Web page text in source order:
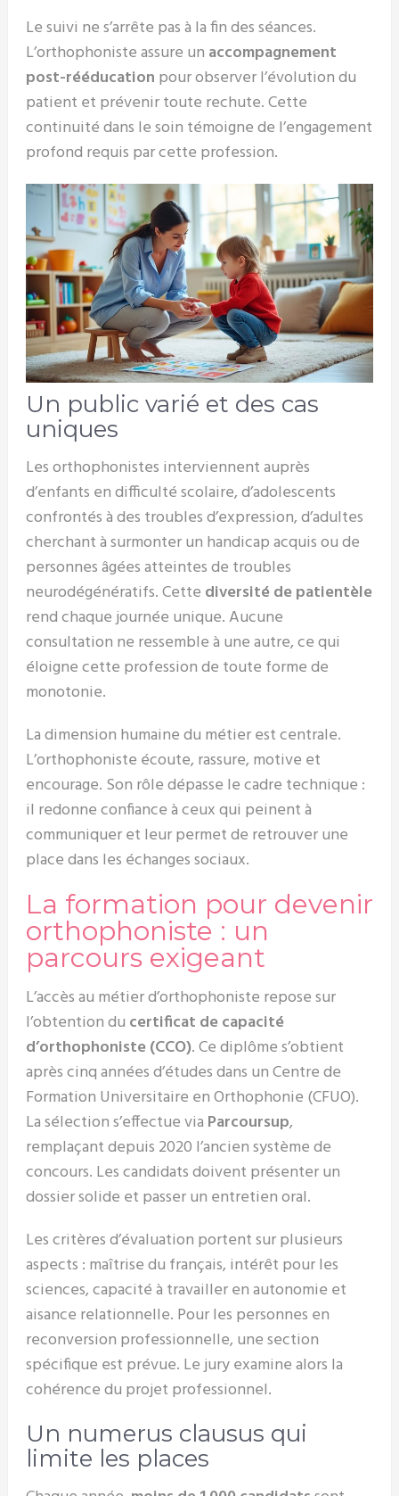
Le suivi ne s’arrête pas à la fin des séances.
L’orthophoniste assure un accompagnement
post-rééducation pour observer l’évolution du
patient et prévenir toute rechute. Cette
continuité dans le soin témoigne de l’engagement
profond requis par cette profession.
Un public varié et des cas
uniques
Les orthophonistes interviennent auprès
d’enfants en difficulté scolaire, d’adolescents
confrontés à des troubles d’expression, d’adultes
cherchant à surmonter un handicap acquis ou de
personnes âgées atteintes de troubles
neurodégénératifs. Cette diversité de patientèle
rend chaque journée unique. Aucune
consultation ne ressemble à une autre, ce qui
éloigne cette profession de toute forme de
monotonie.
La dimension humaine du métier est centrale.
L’orthophoniste écoute, rassure, motive et
encourage. Son rôle dépasse le cadre technique :
il redonne confiance à ceux qui peinent à
communiquer et leur permet de retrouver une
place dans les échanges sociaux.
La formation pour devenir
orthophoniste : un
parcours exigeant
L’accès au métier d’orthophoniste repose sur
l’obtention du certificat de capacité
d’orthophoniste (CCO). Ce diplôme s’obtient
après cinq années d’études dans un Centre de
Formation Universitaire en Orthophonie (CFUO).
La sélection s’effectue via Parcoursup,
remplaçant depuis 2020 l’ancien système de
concours. Les candidats doivent présenter un
dossier solide et passer un entretien oral.
Les critères d’évaluation portent sur plusieurs
aspects : maîtrise du français, intérêt pour les
sciences, capacité à travailler en autonomie et
aisance relationnelle. Pour les personnes en
reconversion professionnelle, une section
spécifique est prévue. Le jury examine alors la
cohérence du projet professionnel.
Un numerus clausus qui
limite les places